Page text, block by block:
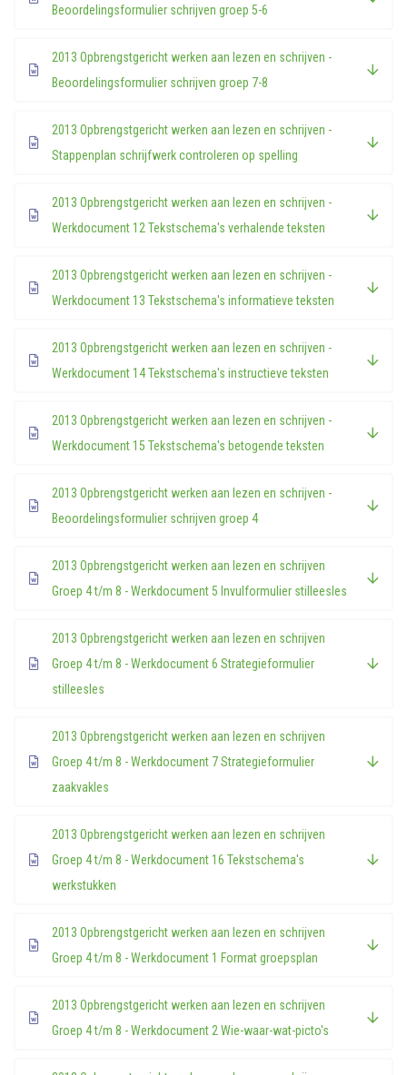
Beoordelingsformulier schrijven groep 5-6
2013 Opbrengstgericht werken aan lezen en schrijven -
Beoordelingsformulier schrijven groep 7-8
2013 Opbrengstgericht werken aan lezen en schrijven -
Stappenplan schrijfwerk controleren op spelling
2013 Opbrengstgericht werken aan lezen en schrijven -
Werkdocument 12 Tekstschema's verhalende teksten
2013 Opbrengstgericht werken aan lezen en schrijven -
Werkdocument 13 Tekstschema's informatieve teksten
2013 Opbrengstgericht werken aan lezen en schrijven -
Werkdocument 14 Tekstschema's instructieve teksten
2013 Opbrengstgericht werken aan lezen en schrijven -
Werkdocument 15 Tekstschema's betogende teksten
2013 Opbrengstgericht werken aan lezen en schrijven -
Beoordelingsformulier schrijven groep 4
2013 Opbrengstgericht werken aan lezen en schrijven
Groep 4 t/m 8 - Werkdocument 5 Invulformulier stilleesles
2013 Opbrengstgericht werken aan lezen en schrijven
Groep 4 t/m 8 - Werkdocument 6 Strategieformulier
stilleesles
2013 Opbrengstgericht werken aan lezen en schrijven
Groep 4 t/m 8 - Werkdocument 7 Strategieformulier
zaakvakles
2013 Opbrengstgericht werken aan lezen en schrijven
Groep 4 t/m 8 - Werkdocument 16 Tekstschema's
werkstukken
2013 Opbrengstgericht werken aan lezen en schrijven
Groep 4 t/m 8 - Werkdocument 1 Format groepsplan
2013 Opbrengstgericht werken aan lezen en schrijven
Groep 4 t/m 8 - Werkdocument 2 Wie-waar-wat-picto's